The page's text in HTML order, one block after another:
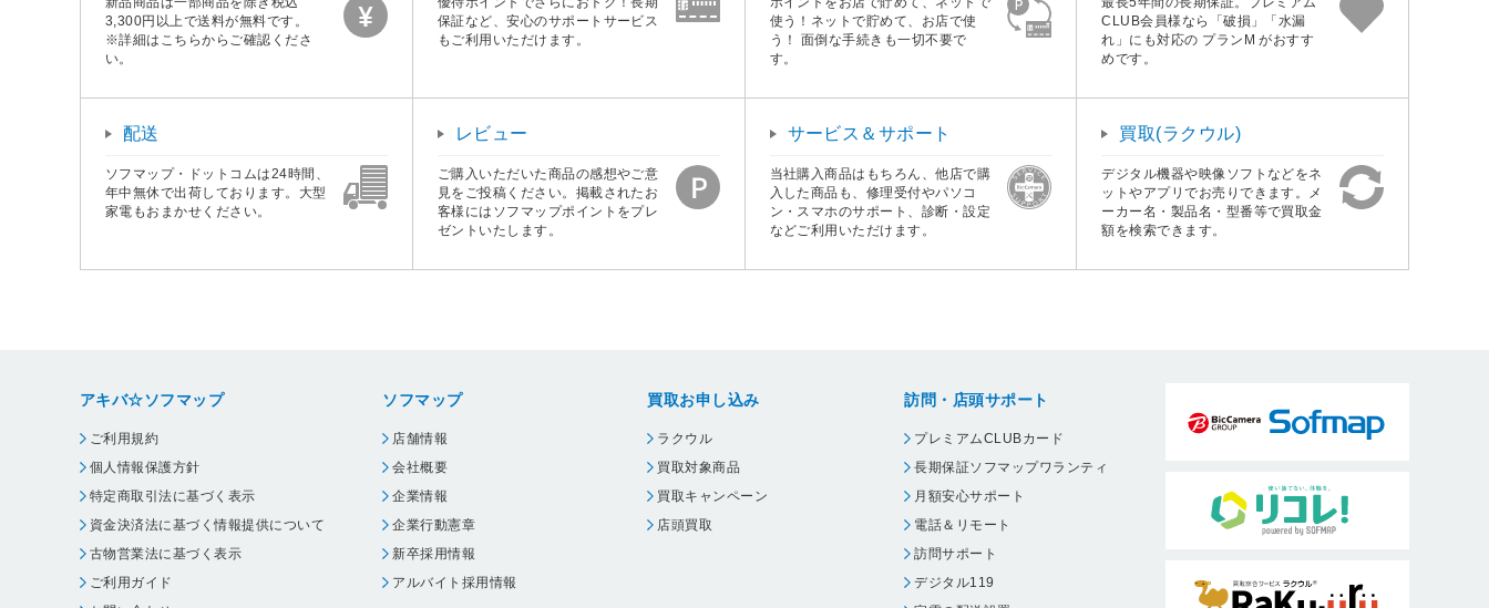
3,300円以上で送料が無料です。
※詳細はこちらからご確認くださ
い。
保証など、安心のサポートサービス
もご利用いただけます。
使う！ネットで貯めて、お店で使
う！ 面倒な手続きも一切不要で
す。
CLUB会員様なら「破損」「水漏
れ」にも対応の プランM がおすす
めです。
配送
ソフマップ・ドットコムは24時間、
年中無休で出荷しております。大型
家電もおまかせください。
レビュー
ご購入いただいた商品の感想やご意
見をご投稿ください。掲載されたお
客様にはソフマップポイントをプレ
ゼントいたします。
サービス＆サポート
当社購入商品はもちろん、他店で購
入した商品も、修理受付やパソコ
ン・スマホのサポート、診断・設定
などご利用いただけます。
買取(ラクウル)
デジタル機器や映像ソフトなどをネ
ットやアプリでお売りできます。メ
ーカー名・製品名・型番等で買取金
額を検索できます。
アキバ☆ソフマップ
ご利用規約
個人情報保護方針
特定商取引法に基づく表示
資金決済法に基づく情報提供について
古物営業法に基づく表示
ご利用ガイド
ソフマップ
店舗情報
会社概要
企業情報
企業行動憲章
新卒採用情報
アルバイト採用情報
買取お申し込み
ラクウル
買取対象商品
買取キャンペーン
店頭買取
訪問・店頭サポート
プレミアムCLUBカード
長期保証ソフマップワランティ
月額安心サポート
電話＆リモート
訪問サポート
デジタル119